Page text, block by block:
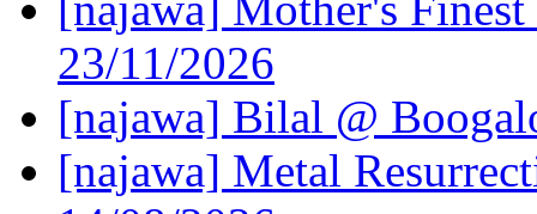
23/11/2026
[najawa] Bilal @
[najawa] Metal